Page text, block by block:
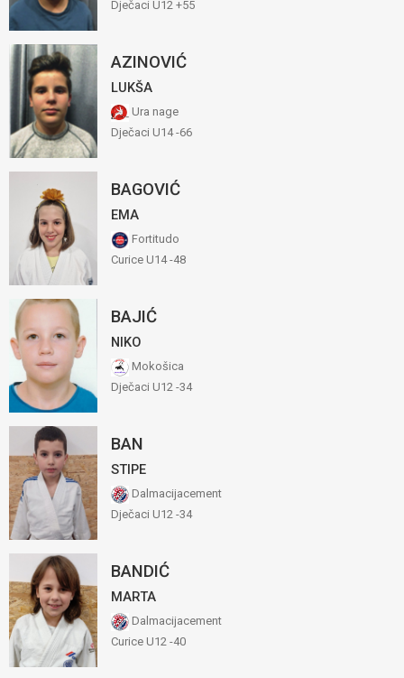
Dječaci U12 +55
AZINOVIĆ
LUKŠA
Ura nage
Dječaci U14 -66
BAGOVIĆ
EMA
Fortitudo
Curice U14 -48
BAJIĆ
NIKO
Mokošica
Dječaci U12 -34
BAN
STIPE
Dalmacijacement
Dječaci U12 -34
BANDIĆ
MARTA
Dalmacijacement
Curice U12 -40